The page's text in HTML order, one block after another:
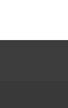
Musikklasser